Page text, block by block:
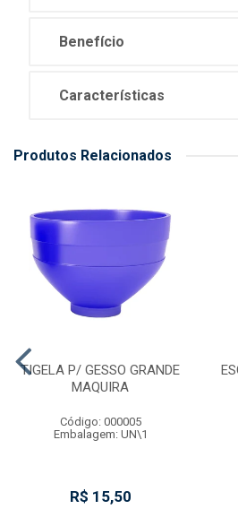
Benefício
Características
Produtos Relacionados
TIGELA P/ GESSO GRANDE
MAQUIRA
Código: 000005
Embalagem: UN\1
R$ 15,50